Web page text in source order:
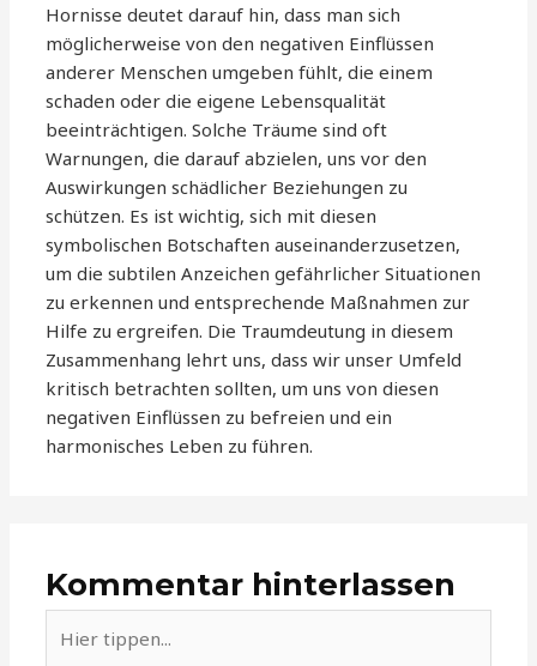
Hornisse deutet darauf hin, dass man sich
möglicherweise von den negativen Einflüssen
anderer Menschen umgeben fühlt, die einem
schaden oder die eigene Lebensqualität
beeinträchtigen. Solche Träume sind oft
Warnungen, die darauf abzielen, uns vor den
Auswirkungen schädlicher Beziehungen zu
schützen. Es ist wichtig, sich mit diesen
symbolischen Botschaften auseinanderzusetzen,
um die subtilen Anzeichen gefährlicher Situationen
zu erkennen und entsprechende Maßnahmen zur
Hilfe zu ergreifen. Die Traumdeutung in diesem
Zusammenhang lehrt uns, dass wir unser Umfeld
kritisch betrachten sollten, um uns von diesen
negativen Einflüssen zu befreien und ein
harmonisches Leben zu führen.
Kommentar hinterlassen
tippen...